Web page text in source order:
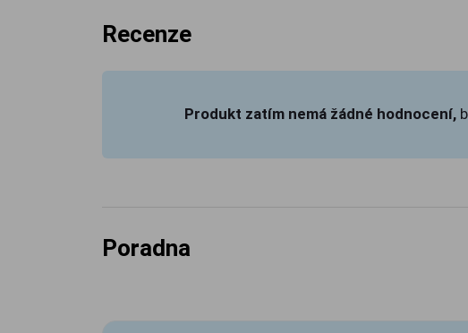
Recenze
Produkt zatím nemá žádné hodnocení,
Poradna